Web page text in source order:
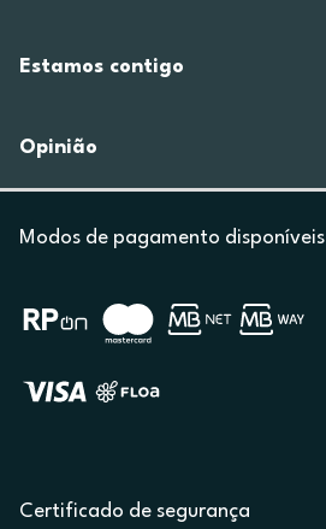
Estamos contigo
Opinião
Modos de pagamento disponíveis
Certificado de segurança